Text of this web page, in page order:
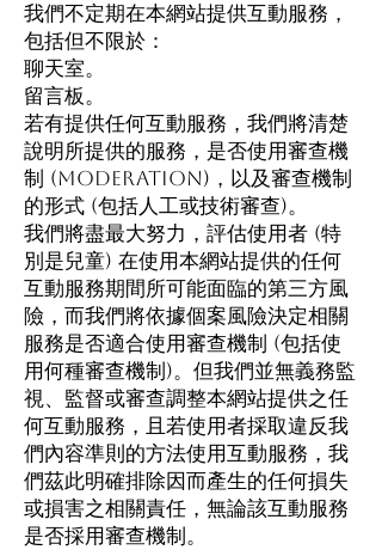
我們不定期在本網站提供互動服務，
包括但不限於：
聊天室。
留言板。
若有提供任何互動服務，我們將清楚
說明所提供的服務，是否使用審查機
制 (moderation)，以及審查機制
的形式 (包括人工或技術審查)。
我們將盡最大努力，評估使用者 (特
別是兒童) 在使用本網站提供的任何
互動服務期間所可能面臨的第三方風
險，而我們將依據個案風險決定相關
服務是否適合使用審查機制 (包括使
用何種審查機制)。但我們並無義務監
視、監督或審查調整本網站提供之任
何互動服務，且若使用者採取違反我
們內容準則的方法使用互動服務，我
們茲此明確排除因而產生的任何損失
或損害之相關責任，無論該互動服務
是否採用審查機制。